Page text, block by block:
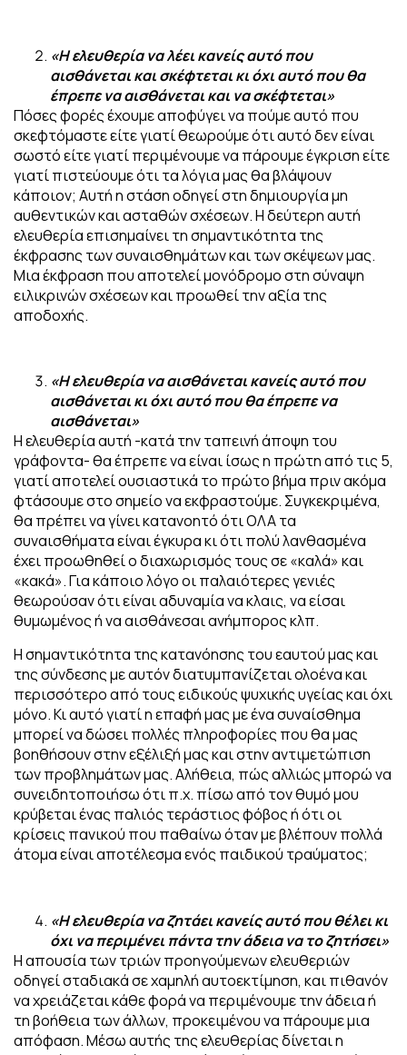
«Η ελευθερία να λέει κανείς αυτό που
αισθάνεται και σκέφτεται κι όχι αυτό που θα
έπρεπε να αισθάνεται και να σκέφτεται»
Πόσες φορές έχουμε αποφύγει να πούμε αυτό που
σκεφτόμαστε είτε γιατί θεωρούμε ότι αυτό δεν είναι
σωστό είτε γιατί περιμένουμε να πάρουμε έγκριση είτε
γιατί πιστεύουμε ότι τα λόγια μας θα βλάψουν
κάποιον; Αυτή η στάση οδηγεί στη δημιουργία μη
αυθεντικών και ασταθών σχέσεων. Η δεύτερη αυτή
ελευθερία επισημαίνει τη σημαντικότητα της
έκφρασης των συναισθημάτων και των σκέψεων μας.
Μια έκφραση που αποτελεί μονόδρομο στη σύναψη
ειλικρινών σχέσεων και προωθεί την αξία της
αποδοχής.
«Η ελευθερία να αισθάνεται κανείς αυτό που
αισθάνεται κι όχι αυτό που θα έπρεπε να
αισθάνεται»
Η ελευθερία αυτή -κατά την ταπεινή άποψη του
γράφοντα- θα έπρεπε να είναι ίσως η πρώτη από τις 5,
γιατί αποτελεί ουσιαστικά το πρώτο βήμα πριν ακόμα
φτάσουμε στο σημείο να εκφραστούμε. Συγκεκριμένα,
θα πρέπει να γίνει κατανοητό ότι ΟΛΑ τα
συναισθήματα είναι έγκυρα κι ότι πολύ λανθασμένα
έχει προωθηθεί ο διαχωρισμός τους σε «καλά» και
«κακά». Για κάποιο λόγο οι παλαιότερες γενιές
θεωρούσαν ότι είναι αδυναμία να κλαις, να είσαι
θυμωμένος ή να αισθάνεσαι ανήμπορος κλπ.
Η σημαντικότητα της κατανόησης του εαυτού μας και
της σύνδεσης με αυτόν διατυμπανίζεται ολοένα και
περισσότερο από τους ειδικούς ψυχικής υγείας και όχι
μόνο. Κι αυτό γιατί η επαφή μας με ένα συναίσθημα
μπορεί να δώσει πολλές πληροφορίες που θα μας
βοηθήσουν στην εξέλιξή μας και στην αντιμετώπιση
των προβλημάτων μας. Αλήθεια, πώς αλλιώς μπορώ να
συνειδητοποιήσω ότι π.χ. πίσω από τον θυμό μου
κρύβεται ένας παλιός τεράστιος φόβος ή ότι οι
κρίσεις πανικού που παθαίνω όταν με βλέπουν πολλά
άτομα είναι αποτέλεσμα ενός παιδικού τραύματος;
«Η ελευθερία να ζητάει κανείς αυτό που θέλει κι
όχι να περιμένει πάντα την άδεια να το ζητήσει»
Η απουσία των τριών προηγούμενων ελευθεριών
οδηγεί σταδιακά σε χαμηλή αυτοεκτίμηση, και πιθανόν
να χρειάζεται κάθε φορά να περιμένουμε την άδεια ή
τη βοήθεια των άλλων, προκειμένου να πάρουμε μια
απόφαση. Μέσω αυτής της ελευθερίας δίνεται η